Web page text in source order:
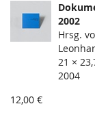
2002
Hrsg.
21 ×
2004
12,00 €